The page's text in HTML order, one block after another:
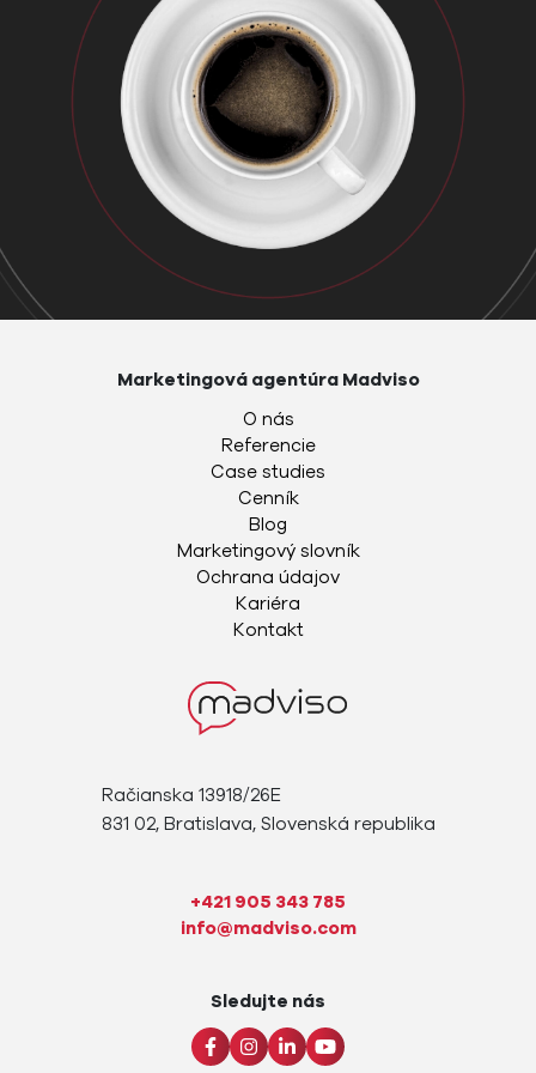
Račianska 13918/26E
831 02, Bratislava, Slovenská republika
+421 905 343 785
info@madviso.com
Marketingová agentúra Madviso
O nás
Referencie
Case studies
Cenník
Blog
Marketingový slovník
Ochrana údajov
Kariéra
Kontakt
Sledujte nás